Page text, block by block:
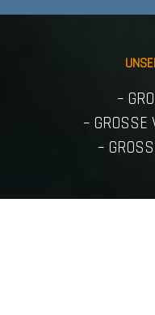
–
– GROSSE
–